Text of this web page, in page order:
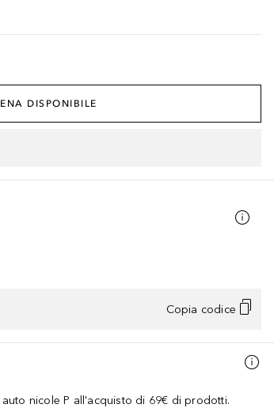
DISPONIBILE
Copia codice
nicole P all'acquisto di 69€ di prodotti.